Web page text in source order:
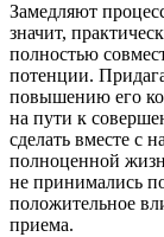
Замедляют
значит,
полностью
потенции.
повышению его
на пути к
сделать вместе с
полноценной
не принимались
положительное
приема.